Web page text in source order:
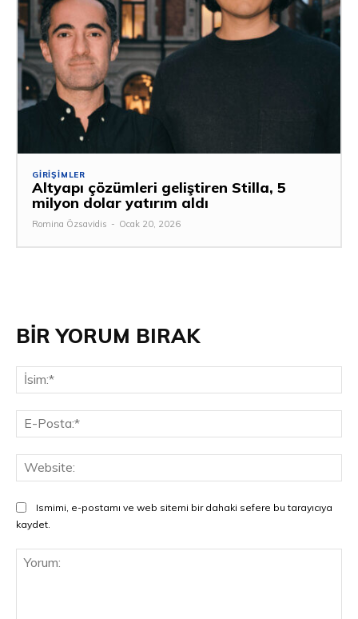
GIRIŞIMLER
Altyapı çözümleri geliştiren Stilla, 5
milyon dolar yatırım aldı
Romina Özsavidis - Ocak 20, 2026
BİR YORUM BIRAK
Ismimi, e-postamı ve web sitemi bir dahaki sefere bu tarayıcıya
kaydet.